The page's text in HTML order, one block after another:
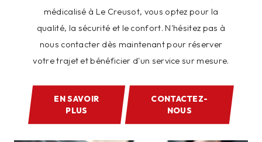
médicalisé à Le Creusot, vous optez pour la
qualité, la sécurité et le confort. N'hésitez pas à
nous contacter dès maintenant pour réserver
votre trajet et bénéficier d'un service sur mesure.
EN SAVOIR
PLUS
CONTACTEZ-
NOUS